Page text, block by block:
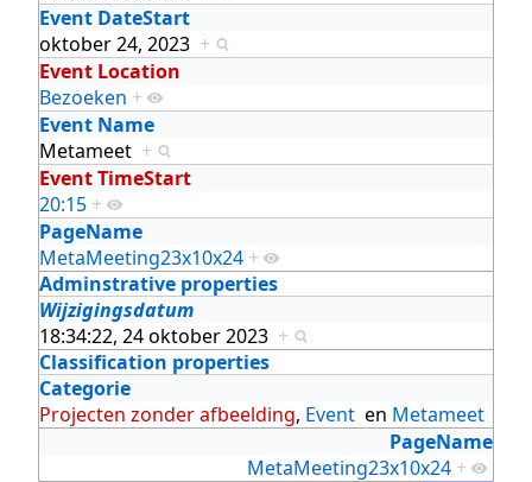
Event DateStart
oktober 24, 2023 +
Event Location
Bezoeken +
Event Name
Metameet +
Event TimeStart
20:15 +
PageName
MetaMeeting23x10x24 +
Adminstrative properties
Wijzigingsdatum
18:34:22, 24 oktober 2023 +
Classification properties
Categorie
Projecten zonder afbeelding, Event en Metameet
PageName
MetaMeeting23x10x24 +